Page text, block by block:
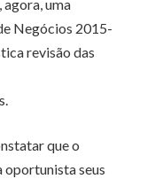
uma
Negócios 2015-
revisão das
que o
oportunista seus